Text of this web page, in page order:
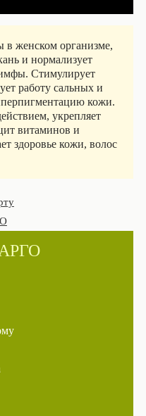
в женском организме,
и нормализует
Стимулирует
работу сальных и
кожи.
укрепляет
витаминов и
здоровье кожи, волос
АРГО